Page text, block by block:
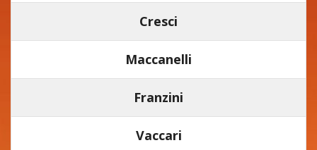
Cresci
Maccanelli
Franzini
Vaccari